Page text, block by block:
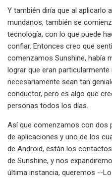
Y también diría que al aplicarlo
mundanos, también se
tecnología, con lo que puede
confiar. Entonces creo que
comenzamos Sunshine, había
lograr que eran
necesariamente sean tan
conductor, pero es algo que
personas todos los días.
Así que comenzamos con dos
de aplicaciones y uno de los
de Android, están los
de Sunshine, y nos
última instancia, queremos --